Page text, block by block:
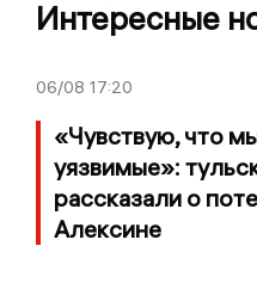
Интересные
06/08 17:20
«Чувствую, что
уязвимые»:
рассказали о
Алексине